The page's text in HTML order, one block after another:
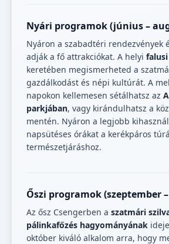
Nyári programok (június –
Nyáron a szabadtéri rendezvények
adják a fő attrakciókat. A helyi
keretében megismerheted a
gazdálkodást és népi kultúrát. A
napokon kellemesen sétálhatsz az
parkjában, vagy kirándulhatsz a
mentén. Nyáron a legjobb
napsütéses órákat a kerékpáros
természetjáráshoz.
Őszi programok (szeptember
Az ősz Csengerben a szatmári
pálinkafőzés hagyományának
október kiváló alkalom arra, hogy